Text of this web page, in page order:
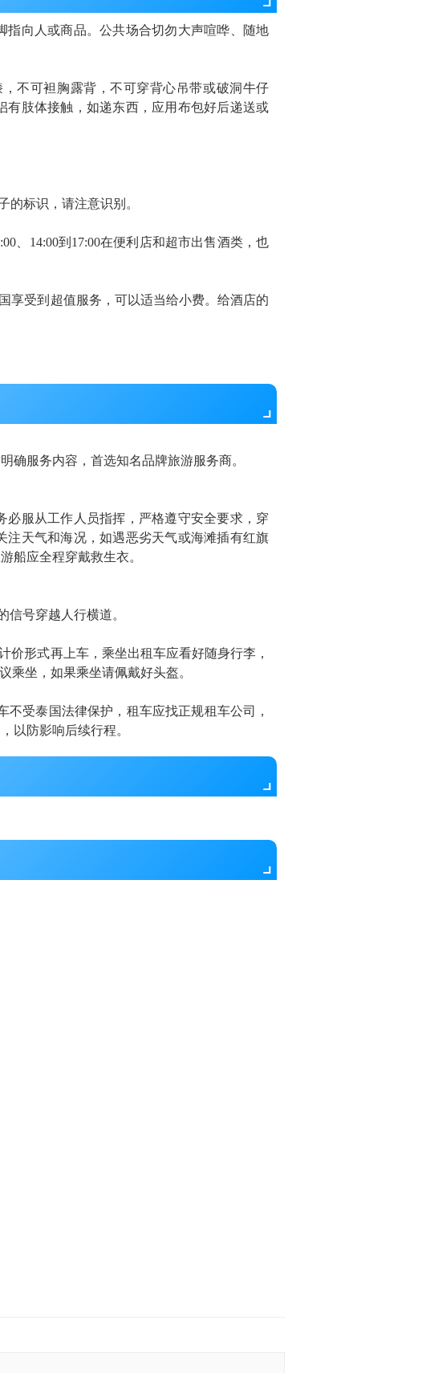
指向人或商品。公共场合切勿大声喧哗、随地
不可袒胸露背，不可穿背心吊带或破洞牛仔
肢体接触，如递东西，应用布包好后递送或
的标识，请注意识别。
、14:00到17:00在便利店和超市出售酒类，也
享受到超值服务，可以适当给小费。给酒店的
确服务内容，首选知名品牌旅游服务商。
必服从工作人员指挥，严格遵守安全要求，穿
天气和海况，如遇恶劣天气或海滩插有红旗
船应全程穿戴救生衣。
号穿越人行横道。
形式再上车，乘坐出租车应看好随身行李，
乘坐，如果乘坐请佩戴好头盔。
受泰国法律保护，租车应找正规租车公司，
以防影响后续行程。